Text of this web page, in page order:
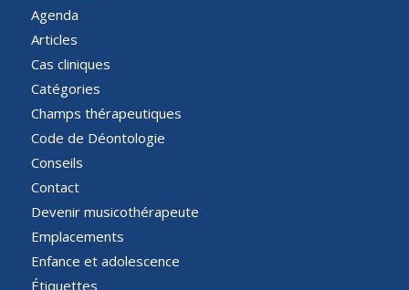
Agenda
Articles
Cas cliniques
Catégories
Champs thérapeutiques
Code de Déontologie
Conseils
Contact
Devenir musicothérapeute
Emplacements
Enfance et adolescence
Étiquettes